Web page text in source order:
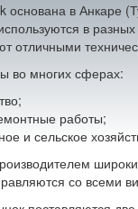
основана в Анкаре
в
отличными
во многих сферах:
работы;
и сельское
со всеми